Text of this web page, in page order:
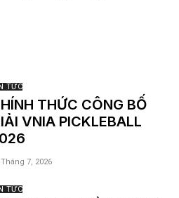
TỨC
THỨC CÔNG BỐ
VNIA PICKLEBALL
Tháng 7, 2026
TỨC